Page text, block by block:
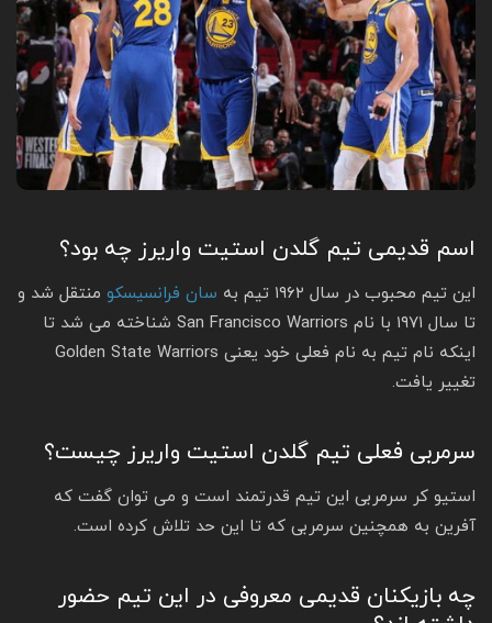
اسم قدیمی تیم گلدن استیت واریرز چه بود؟
این تیم محبوب در سال ۱۹۶۲ تیم به سان فرانسیسکو منتقل شد و
تا سال ۱۹۷۱ با نام San Francisco Warriors شناخته می‌ شد تا
اینکه نام تیم به نام فعلی خود یعنی Golden State Warriors
تغییر یافت.
سرمربی فعلی تیم گلدن استیت واریرز چیست؟
استیو کر سرمربی این تیم قدرتمند است و می توان گفت که
آفرین به همچنین سرمربی که تا این حد تلاش کرده است.
چه بازیکنان قدیمی معروفی در این تیم حضور